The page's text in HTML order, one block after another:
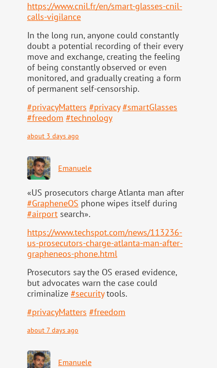
https://www.cnil.fr/en/smart-glasses-cnil-
calls-vigilance
In the long run, anyone could constantly
doubt a potential recording of their every
move and exchange, creating the feeling
of being constantly observed or even
monitored, and gradually creating a form
of permanent self-censorship.
#privacyMatters #privacy #smartGlasses
#freedom #technology
about 3 days ago
Emanuele
«US prosecutors charge Atlanta man after
#GrapheneOS phone wipes itself during
#airport search».
https://www.techspot.com/news/113236-
us-prosecutors-charge-atlanta-man-after-
grapheneos-phone.html
Prosecutors say the OS erased evidence,
but advocates warn the case could
criminalize #securitytools.
#privacyMatters #freedom
about 7 days ago
Emanuele